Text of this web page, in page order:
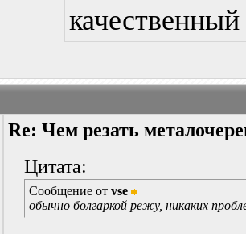
качественный
Re: Чем резать
Цитата:
Сообщение от vse
обычно болгаркой режу, никаких